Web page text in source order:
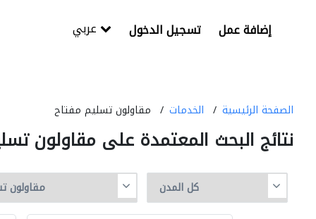
تسجيل الدخول إضافة عمل
الصفحة الرئيسية الخدمات مقاولون تسليم مفتاح
نتائج البحث المعتمدة على مقاولون